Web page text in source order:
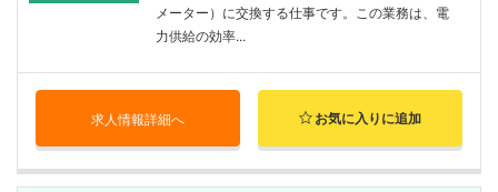
メーター）に交換する仕事です。この業務は、電
力供給の効率...
求人情報詳細へ お気に入りに追加